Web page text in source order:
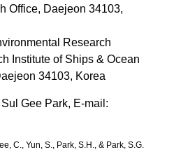
Office, Daejeon 34103,
Research
Institute of Ships & Ocean
34103, Korea
Gee Park, E-mail:
C., Yun, S., Park, S.H., & Park, S.G.